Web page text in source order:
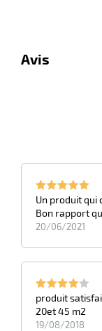
Avis
Un produit qui
Bon rapport
20/06/2021
produit
20et 45 m2
19/08/2018